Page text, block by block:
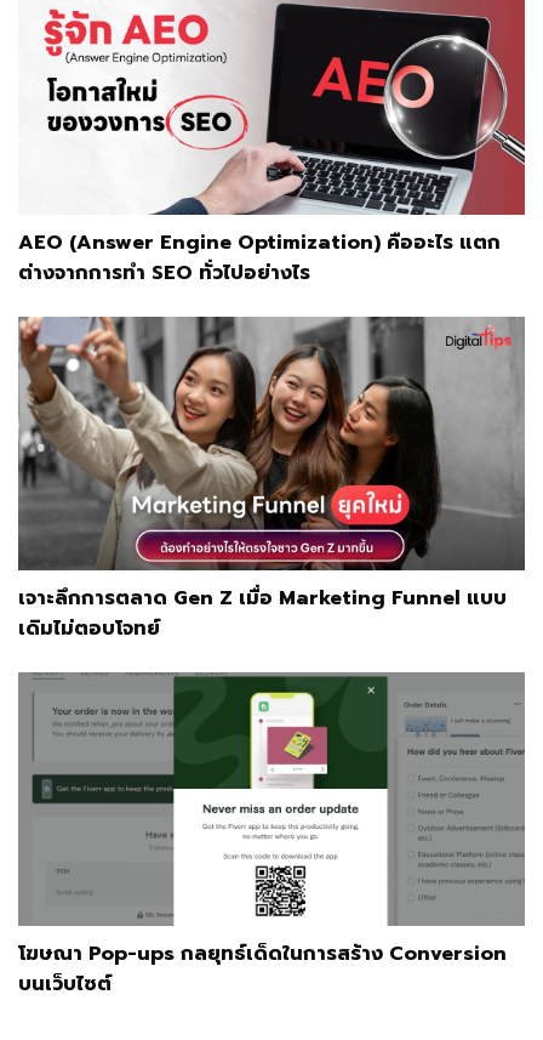
AEO (Answer Engine Optimization) คืออะไร แตก
ต่างจากการทำ SEO ทั่วไปอย่างไร
เจาะลึกการตลาด Gen Z เมื่อ Marketing Funnel แบบ
เดิมไม่ตอบโจทย์
โฆษณา Pop-ups กลยุทธ์เด็ดในการสร้าง Conversion
บนเว็บไซต์